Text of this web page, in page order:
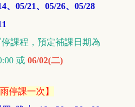
、05/21、05/26、05/28
課程，預定補課日期為
或 06/02(二)
停課一次】